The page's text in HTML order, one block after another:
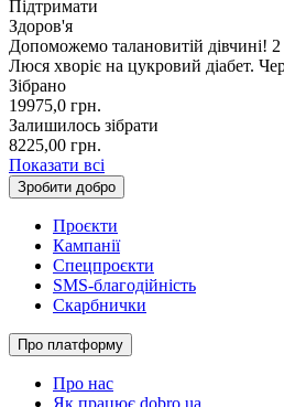
Підтримати
Здоров'я
Допоможемо талановитій дівчині! 2
Люся хворіє на цукровий діабет.
Зібрано
19975,0 грн.
Залишилось зібрати
8225,00 грн.
Показати всі
Зробити добро
Проєкти
Кампанії
Спецпроєкти
SMS-благодійність
Скарбнички
Про платформу
Про нас
Як працює dobro.ua